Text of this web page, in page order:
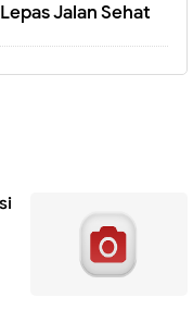
Jalan Sehat